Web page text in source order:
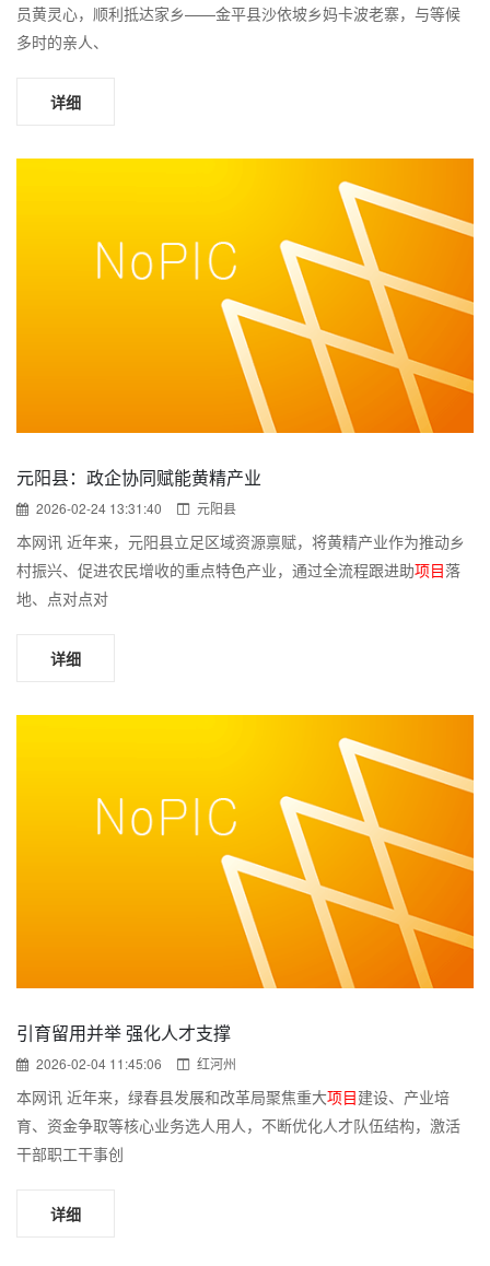
员黄灵心，顺利抵达家乡——金平县沙依坡乡妈卡波老寨，与等候
多时的亲人、
详细
元阳县：政企协同赋能黄精产业
2026-02-24 13:31:40 元阳县
本网讯 近年来，元阳县立足区域资源禀赋，将黄精产业作为推动乡
村振兴、促进农民增收的重点特色产业，通过全流程跟进助项目落
地、点对点对
详细
引育留用并举 强化人才支撑
2026-02-04 11:45:06 红河州
本网讯 近年来，绿春县发展和改革局聚焦重大项目建设、产业培
育、资金争取等核心业务选人用人，不断优化人才队伍结构，激活
干部职工干事创
详细